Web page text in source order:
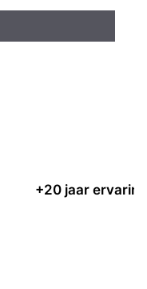
+20 jaar ervaring